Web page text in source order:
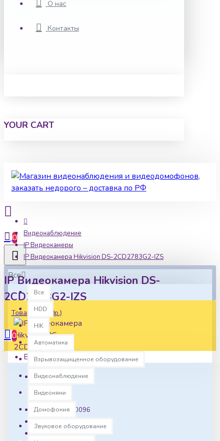
О нас
Контакты
YOUR CART
0
Все
Все
HDD
HIK
Автоматика
Взрывозащищенное оборудование
Видеонаблюдение
Видеоняни
Домофония
Звуковое оборудование
Товаров: 0 (0р.)
0
Ваша корзина пуста!
Видеонаблюдение
IP Видеокамеры
IP Видеокамера Hikvision DS-2CD2783G2-IZS
IP Видеокамера Hikvision DS-
2CD2783G2-IZS
В наличии
Артикул: hk0096
1,470.00г